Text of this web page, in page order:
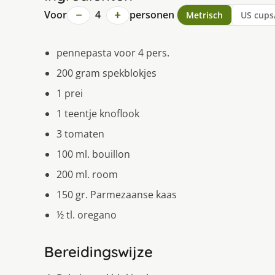
Voor − 4 + personen Metrisch US
pennepasta voor 4 pers.
200 gram spekblokjes
1 prei
1 teentje knoflook
3 tomaten
100 ml. bouillon
200 ml. room
150 gr. Parmezaanse kaas
½ tl. oregano
Bereidingswijze